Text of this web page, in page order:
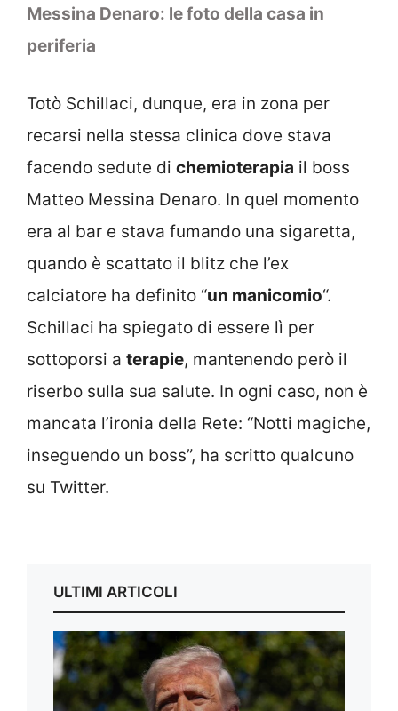
Messina Denaro: le foto della casa in
periferia
Totò Schillaci, dunque, era in zona per
recarsi nella stessa clinica dove stava
facendo sedute di chemioterapia il boss
Matteo Messina Denaro. In quel momento
era al bar e stava fumando una sigaretta,
quando è scattato il blitz che l’ex
calciatore ha definito “un manicomio“.
Schillaci ha spiegato di essere lì per
sottoporsi a terapie, mantenendo però il
riserbo sulla sua salute. In ogni caso, non è
mancata l’ironia della Rete: “Notti magiche,
inseguendo un boss”, ha scritto qualcuno
su Twitter.
ULTIMI ARTICOLI